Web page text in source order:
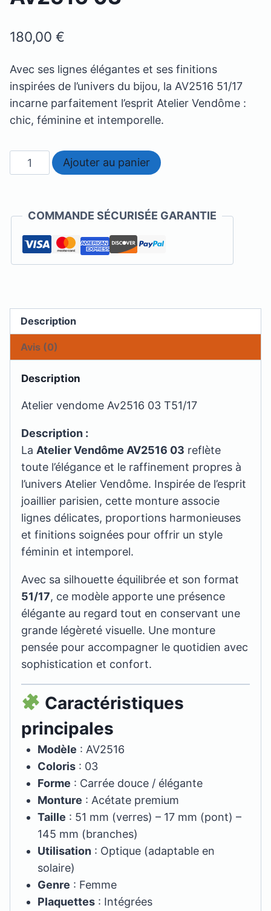
180,00€
Avec ses lignes élégantes et ses finitions
inspirées de l’univers du bijou, la AV2516 51/17
incarne parfaitement l’esprit Atelier Vendôme :
chic, féminine et intemporelle.
quantité
de
Vendome
Ajouter au panier
COMMANDE SÉCURISÉE GARANTIE
Description
Avis (0)
Description
Atelier vendome Av2516 03 T51/17
Description :
La Atelier Vendôme AV2516 03 reflète
toute l’élégance et le raffinement propres à
l’univers Atelier Vendôme. Inspirée de l’esprit
joaillier parisien, cette monture associe
lignes délicates, proportions harmonieuses
et finitions soignées pour offrir un style
féminin et intemporel.
Avec sa silhouette équilibrée et son format
51/17, ce modèle apporte une présence
élégante au regard tout en conservant une
grande légèreté visuelle. Une monture
pensée pour accompagner le quotidien avec
sophistication et confort.
Caractéristiques
principales
Modèle : AV2516
Coloris : 03
Forme : Carrée douce / élégante
Monture : Acétate premium
Taille : 51 mm (verres) – 17 mm (pont) –
145 mm (branches)
Utilisation : Optique (adaptable en
solaire)
Genre : Femme
Plaquettes : Intégrées